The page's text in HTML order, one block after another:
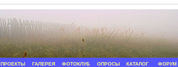
ПРОЕКТЫ ГАЛЕРЕЯ ФОТОКЛУБ ОПРОСЫ КАТАЛОГ ФОРУМ